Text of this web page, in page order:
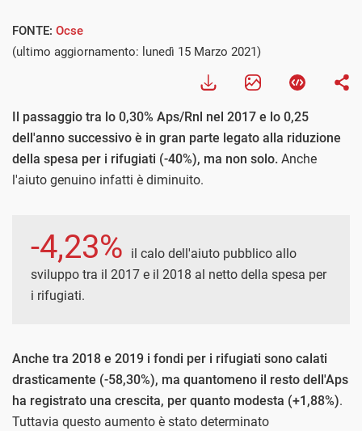
FONTE: Ocse
(ultimo aggiornamento: lunedì 15 Marzo 2021)
Il passaggio tra lo 0,30% Aps/Rnl nel 2017 e lo 0,25
dell'anno successivo è in gran parte legato alla riduzione
della spesa per i rifugiati (-40%), ma non solo. Anche
l'aiuto genuino infatti è diminuito.
-4,23%
il calo dell'aiuto pubblico allo
sviluppo tra il 2017 e il 2018 al netto della spesa per
i rifugiati.
Anche tra 2018 e 2019 i fondi per i rifugiati sono calati
drasticamente (-58,30%), ma quantomeno il resto dell'Aps
ha registrato una crescita, per quanto modesta (+1,88%).
Tuttavia questo aumento è stato determinato